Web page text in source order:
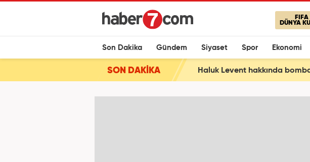
DÜNYA
Son Dakika Gündem Siyaset Spor Ekonomi
SON DAKİKA Haluk Levent hakkında